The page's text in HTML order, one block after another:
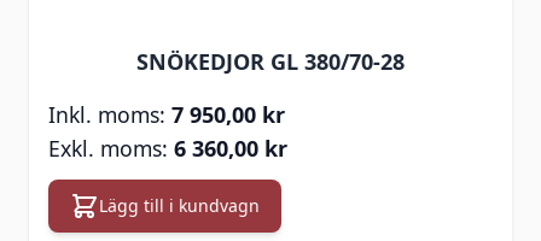
SNÖKEDJOR GL 380/70-28
7 950,00 kr
6 360,00 kr
Lägg till i kundvagn